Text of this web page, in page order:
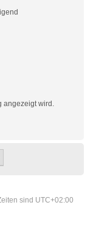
angezeigt wird.
sind UTC+02:00